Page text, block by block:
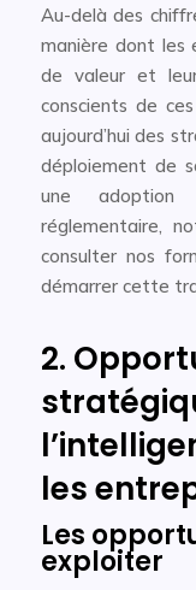
Au-delà des
manière dont les
de valeur et
conscients de
aujourd’hui des
déploiement de
une adoption
réglementaire,
consulter nos
démarrer cette
2.
les
Les
exploiter